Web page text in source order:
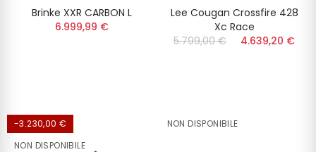
Brinke XXR CARBON L
6.999,99 €
Lee Cougan Crossfire 428
Xc Race
5.799,00 €
4.639,20 €
-3.230,00 €
NON DISPONIBILE
NON DISPONIBILE